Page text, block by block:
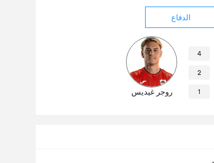
الدفاع
4
2
1 روجر غيديس